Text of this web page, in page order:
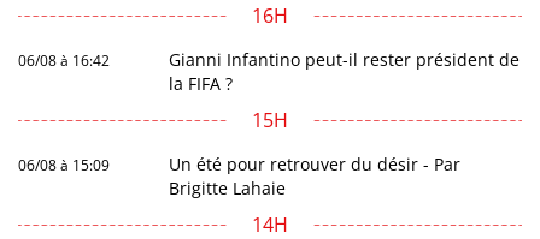
16H
06/08 à 16:42
Gianni Infantino peut-il rester président de
la FIFA ?
15H
06/08 à 15:09
Un été pour retrouver du désir - Par
Brigitte Lahaie
14H